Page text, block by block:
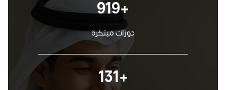
+1096
دورات مبتكرة
+157